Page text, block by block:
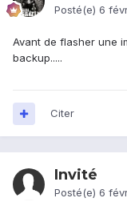
Posté(e) 6
Avant de flasher une
backup.....
Citer
Invité
Posté(e) 6